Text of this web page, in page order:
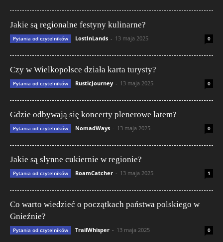
Jakie są regionalne festyny kulinarne?
Pytania od czytelników LostInLands - 13 maja 2025 0
Czy w Wielkopolsce działa karta turysty?
Pytania od czytelników RusticJourney - 13 maja 2025 0
Gdzie odbywają się koncerty plenerowe latem?
Pytania od czytelników NomadWays - 13 maja 2025 0
Jakie są słynne cukiernie w regionie?
Pytania od czytelników RoamCatcher - 13 maja 2025 1
Co warto wiedzieć o początkach państwa polskiego w
Gnieźnie?
Pytania od czytelników TrailWhisper - 13 maja 2025 0